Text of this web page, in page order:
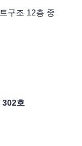
구조 12층 중
호